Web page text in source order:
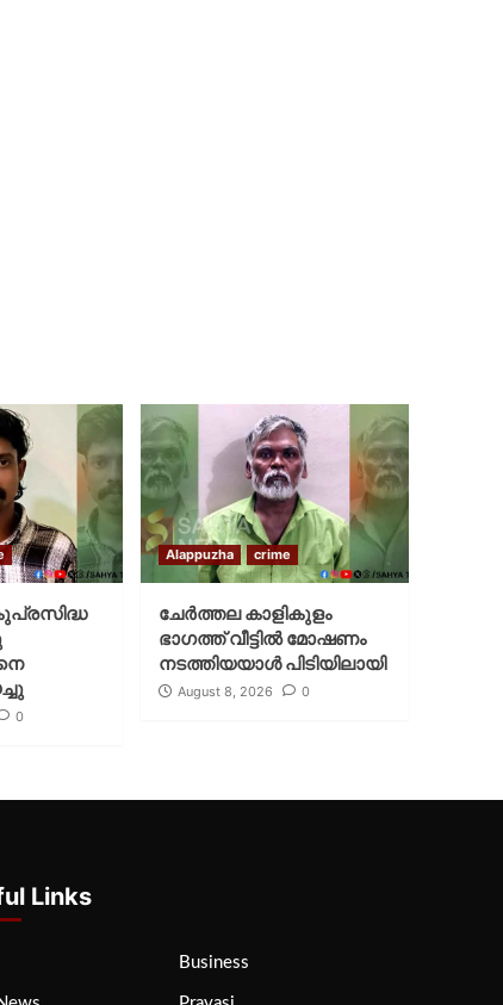
0
Alappuzha crime
ചേർത്തല കാളികുളം
ഭാഗത്ത് വീട്ടിൽ മോഷണം
നടത്തിയയാൾ പിടിയിലായി
August 8, 2026 0
Links
Business